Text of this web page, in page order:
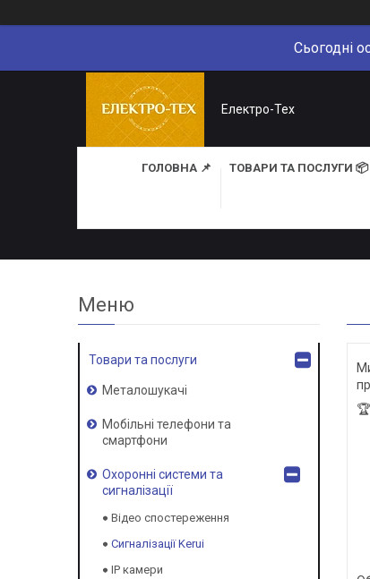
Сьогодні
Електро-Тех
ГОЛОВНА 📌 ТОВАРИ ТА ПОСЛУГИ 📦
🏆
Товари та послуги
Металошукачі
Мобільні телефони та
смартфони
Охоронні системи та
сигналізації
Відео спостереження
Сигналізації Kerui
IP камери